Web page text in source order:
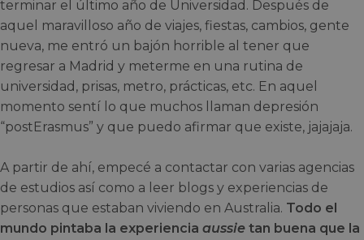
terminar el último año de Universidad. Después de
aquel maravilloso año de viajes, fiestas, cambios, gente
nueva, me entró un bajón horrible al tener que
regresar a Madrid y meterme en una rutina de
universidad, prisas, metro, prácticas, etc. En aquel
momento sentí lo que muchos llaman depresión
“postErasmus” y que puedo afirmar que existe, jajajaja.
A partir de ahí, empecé a contactar con varias agencias
de estudios así como a leer blogs y experiencias de
personas que estaban viviendo en Australia. Todo el
mundo pintaba la experiencia aussie tan buena que la